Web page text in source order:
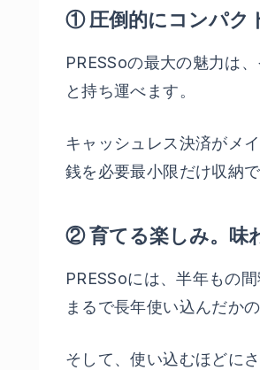
① 圧倒的にコンパク
PRESSoの最大の魅力は
と持ち運べます。
キャッシュレス決済がメ
銭を必要最小限だけ収納
② 育てる楽しみ。味
PRESSoには、半年もの
まるで長年使い込んだか
そして、使い込むほどに